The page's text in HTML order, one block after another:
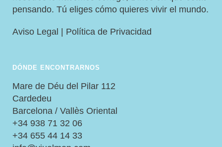
pensando. Tú eliges cómo quieres vivir el mundo.
Aviso Legal | Política de Privacidad
DÓNDE ENCONTRARNOS
Mare de Déu del Pilar 112
Cardedeu
Barcelona / Vallès Oriental
+34 938 71 32 06
+34 655 44 14 33